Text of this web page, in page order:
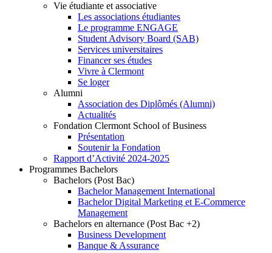
Vie étudiante et associative
Les associations étudiantes
Le programme ENGAGE
Student Advisory Board (SAB)
Services universitaires
Financer ses études
Vivre à Clermont
Se loger
Alumni
Association des Diplômés (Alumni)
Actualités
Fondation Clermont School of Business
Présentation
Soutenir la Fondation
Rapport d’Activité 2024-2025
Programmes Bachelors
Bachelors (Post Bac)
Bachelor Management International
Bachelor Digital Marketing et E-Commerce
Management
Bachelors en alternance (Post Bac +2)
Business Development
Banque & Assurance